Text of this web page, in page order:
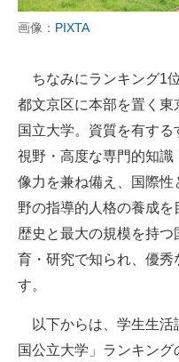
画像： PIXTA
ちなみにランキング1
都文京区に本部を置く
国立大学。資質を有す
視野・高度な専門的知
像力を兼ね備え、国際
野の指導的人格の養成
歴史と最大の規模を持
育・研究で知られ、優秀
す。
以下からは、学生生活
国公立大学」ランキング